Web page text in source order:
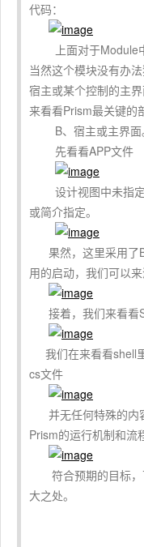
代码：
上面对于Module中
当然这个模块没有办
宿主或某个控制的主
来看看Prism最关键的
B、宿主或主界面
先看看APP文件
设计视图中未指定
或简介指定。
果然，这里采用了
用的启动，我们可以
接着，我们来看看
我们在来看看shell
cs文件
并无任何特殊的内
Prism的运行机制和流
符合预期的目标，
大之处。